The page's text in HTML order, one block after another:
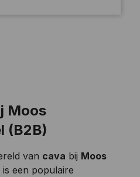
Moos
(B2B)
van cava bij Moos
is een populaire